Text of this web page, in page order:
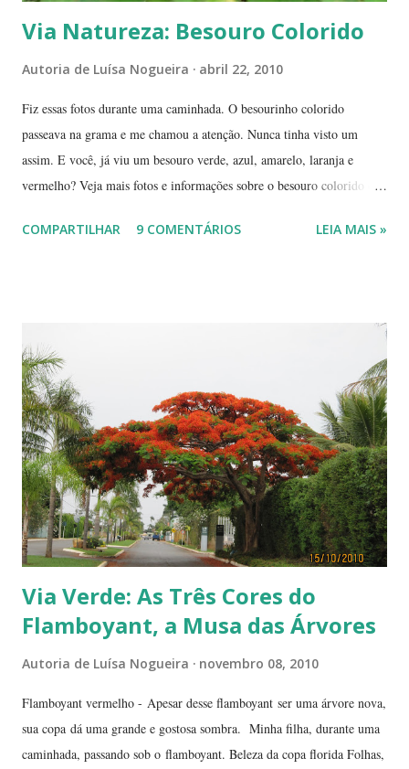
Via Natureza: Besouro Colorido
Autoria de Luísa Nogueira abril 22, 2010
Fiz essas fotos durante uma caminhada. O besourinho colorido
passeava na grama e me chamou a atenção. Nunca tinha visto um
assim. E você, já viu um besouro verde, azul, amarelo, laranja e
vermelho? Veja mais fotos e informações sobre o besouro colorido e a
Terra, aquele abraço! ------------ Dia da Terra - Veja aqui . -----------
COMPARTILHAR 9 COMENTÁRIOS LEIA MAIS »
Via Verde: As Três Cores do
Flamboyant, a Musa das Árvores
Autoria de Luísa Nogueira novembro 08, 2010
Flamboyant vermelho - Apesar desse flamboyant ser uma árvore nova,
sua copa dá uma grande e gostosa sombra. Minha filha, durante uma
caminhada, passando sob o flamboyant. Beleza da copa florida Folhas,